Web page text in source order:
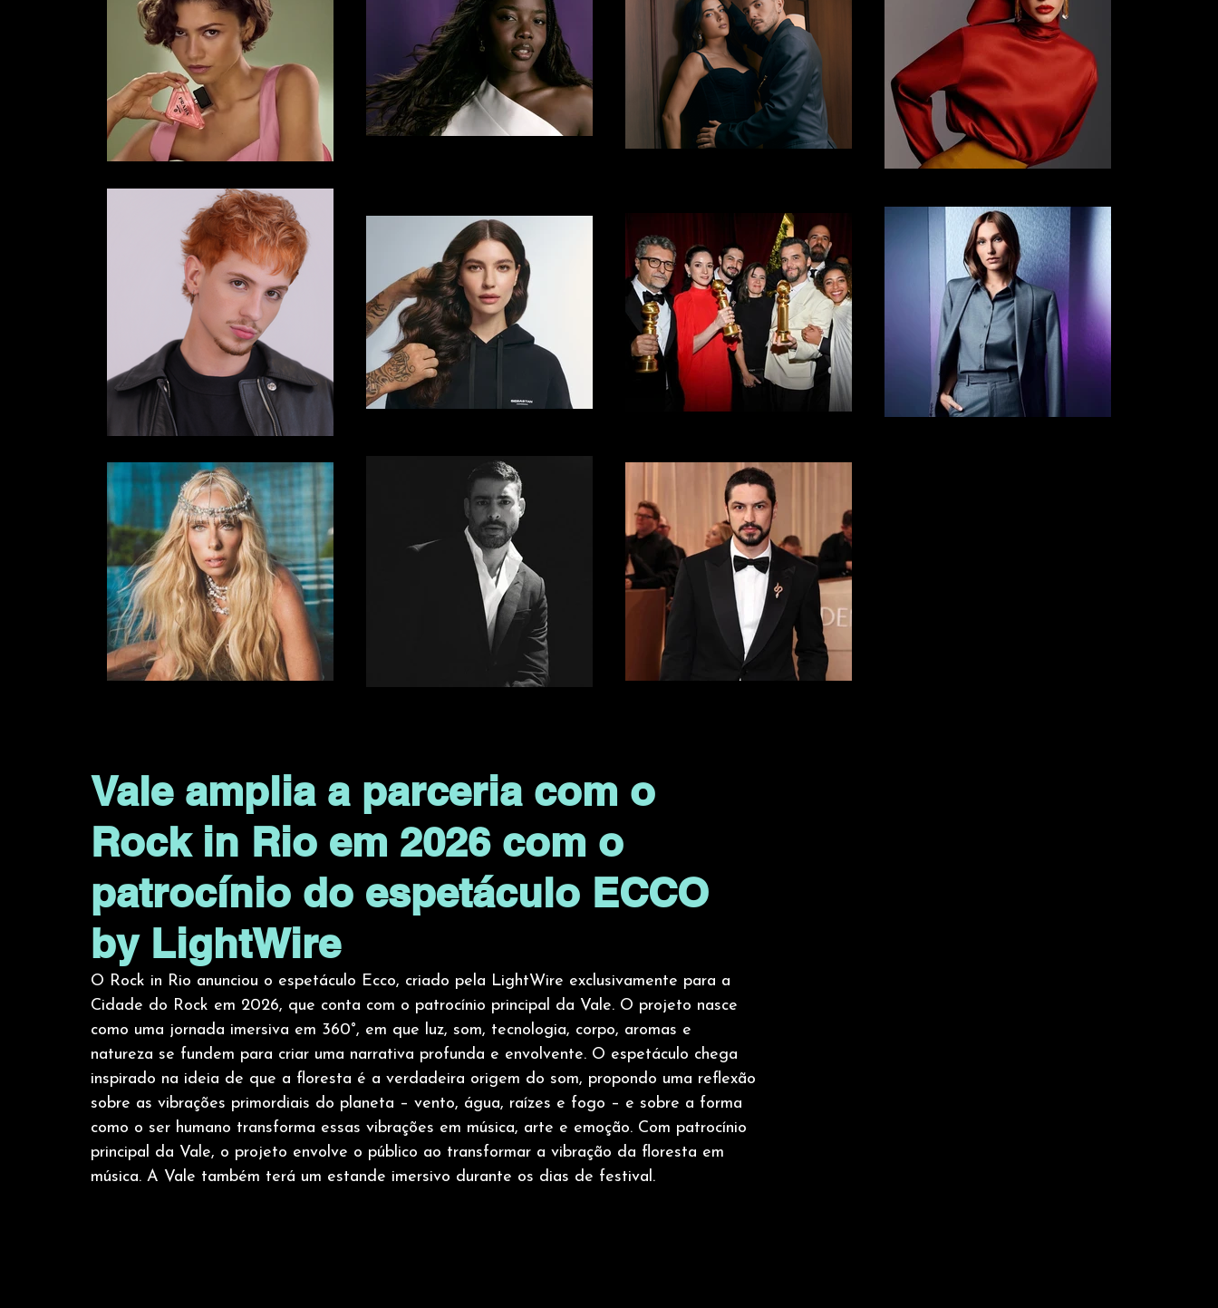
Vale amplia a parceria com o
Rock in Rio em 2026 com o
patrocínio do espetáculo ECCO
by LightWire
O Rock in Rio anunciou o espetáculo Ecco, criado pela LightWire exclusivamente para a
Cidade do Rock em 2026, que conta com o patrocínio principal da Vale. O projeto nasce
como uma jornada imersiva em 360°, em que luz, som, tecnologia, corpo, aromas e
natureza se fundem para criar uma narrativa profunda e envolvente. O espetáculo chega
inspirado na ideia de que a floresta é a verdadeira origem do som, propondo uma reflexão
sobre as vibrações primordiais do planeta – vento, água, raízes e fogo – e sobre a forma
como o ser humano transforma essas vibrações em música, arte e emoção. Com patrocínio
principal da Vale, o projeto envolve o público ao transformar a vibração da floresta em
música. A Vale também terá um estande imersivo durante os dias de festival.